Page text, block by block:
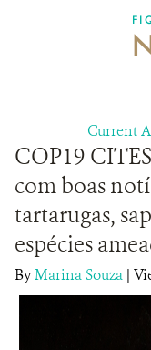
Current
COP19
com boas
tartarugas,
espécies
ByMarina Souza |